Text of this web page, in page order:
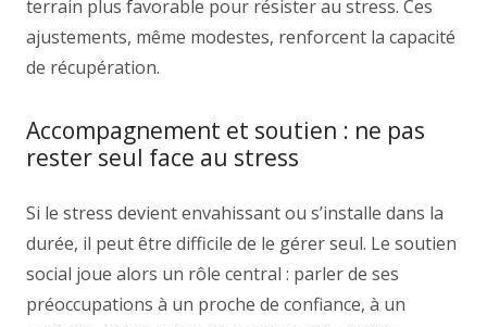
terrain plus favorable pour résister au stress. Ces
ajustements, même modestes, renforcent la capacité
de récupération.
Accompagnement et soutien : ne pas
rester seul face au stress
Si le stress devient envahissant ou s’installe dans la
durée, il peut être difficile de le gérer seul. Le soutien
social joue alors un rôle central : parler de ses
préoccupations à un proche de confiance, à un